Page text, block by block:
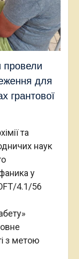
провели
для
грантової
та
наук
у
4.1/56
з метою